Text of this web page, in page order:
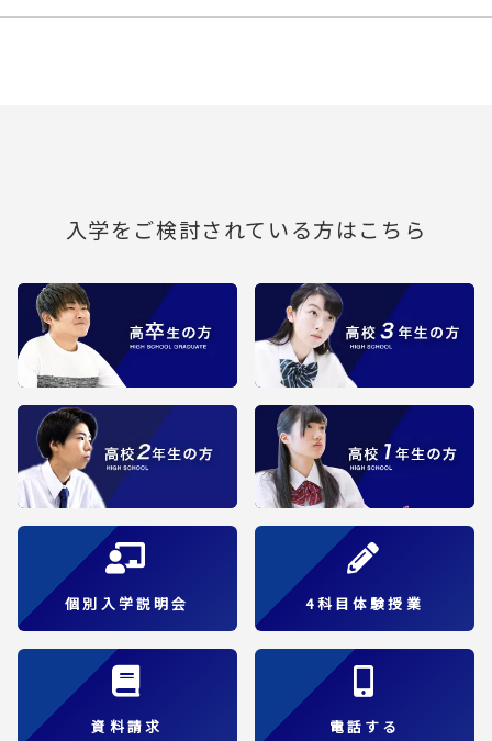
入学をご検討されている方はこちら
個別入学説明会 4科目体験授業
資料請求 電話する